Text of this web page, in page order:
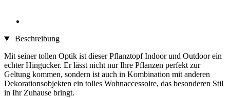
Beschreibung
Mit seiner tollen Optik ist dieser Pflanztopf Indoor und Outdoor ein
echter Hingucker. Er lässt nicht nur Ihre Pflanzen perfekt zur
Geltung kommen, sondern ist auch in Kombination mit anderen
Dekorationsobjekten ein tolles Wohnaccessoire, das besonderen Stil
in Ihr Zuhause bringt.